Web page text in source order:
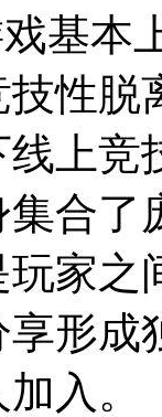
基本
性脱
上竞
合了
家
形成
入。